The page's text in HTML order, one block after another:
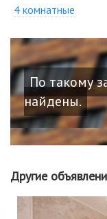
4 комнатные
По такому
найдены.
Другие